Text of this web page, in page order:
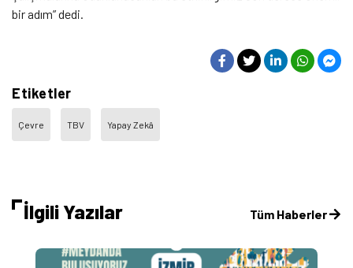
bir adım” dedi.
Etiketler
Çevre TBV Yapay Zekâ
İlgili Yazılar Tüm Haberler